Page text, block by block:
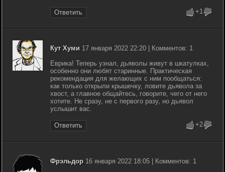
Ответить +1
Кут Хуми 17 января 2022 22:20 | Комментов: 1
Еврика! Теперь узнал, дьяволы живут в шкатулках,
особенно они любят старинные. Практическая
рекомендация для желающих с ним пообщаться:
как только открыли крышечку, ловите дьявола за
хвост, а главное общайтесь, говорите, чего от него
хотите. Не сразу, не с первого разу, но дьявол
услышит вас.
Ответить +2
Фрэльдор 16 января 2022 18:05 | Комментов: 1